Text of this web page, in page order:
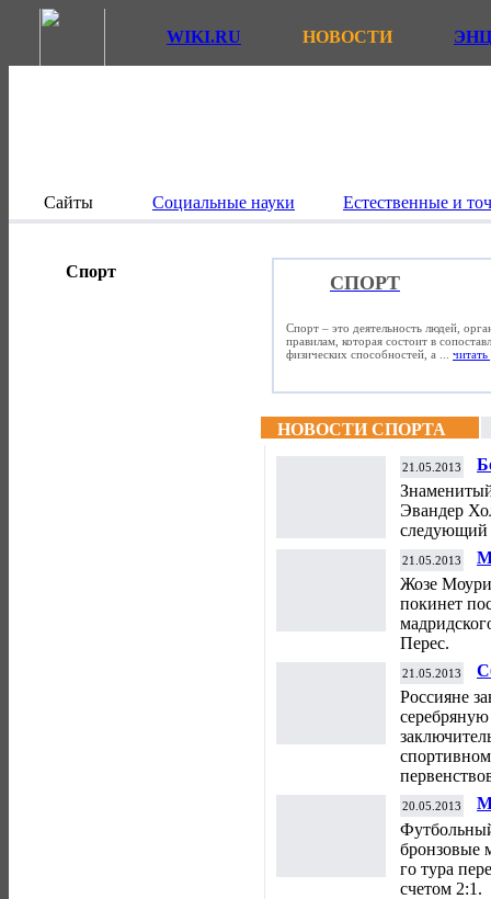
WIKI.RU НОВОСТИ
Сайты Социальные науки Естественные и
Спорт
СПОРТ
Спорт – это деятельность людей,
правилам, которая состоит в
физических способностей, а ... читать
НОВОСТИ СПОРТА
21.05.2013
Эвандер
следующий
21.05.2013
Жозе
покинет
Перес.
21.05.2013
Россияне
20.05.2013
бронзовые
го тура
счетом 2:1.